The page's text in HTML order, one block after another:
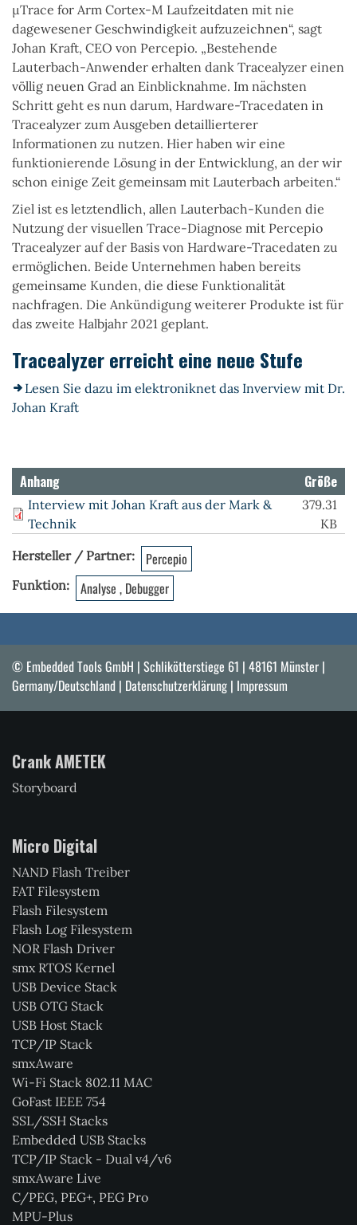
µTrace for Arm Cortex-M Laufzeitdaten mit nie
dagewesener Geschwindigkeit aufzuzeichnen“, sagt
Johan Kraft, CEO von Percepio. „Bestehende
Lauterbach-Anwender erhalten dank Tracealyzer einen
völlig neuen Grad an Einblicknahme. Im nächsten
Schritt geht es nun darum, Hardware-Tracedaten in
Tracealyzer zum Ausgeben detaillierterer
Informationen zu nutzen. Hier haben wir eine
funktionierende Lösung in der Entwicklung, an der wir
schon einige Zeit gemeinsam mit Lauterbach arbeiten.“
Ziel ist es letztendlich, allen Lauterbach-Kunden die
Nutzung der visuellen Trace-Diagnose mit Percepio
Tracealyzer auf der Basis von Hardware-Tracedaten zu
ermöglichen. Beide Unternehmen haben bereits
gemeinsame Kunden, die diese Funktionalität
nachfragen. Die Ankündigung weiterer Produkte ist für
das zweite Halbjahr 2021 geplant.
Tracealyzer erreicht eine neue Stufe
Lesen Sie dazu im elektroniknet das Inverview mit Dr.
Johan Kraft
Anhang Größe
Interview mit Johan Kraft aus der Mark &
Technik
379.31
KB
Hersteller / Partner
Percepio
Funktion Analyse , Debugger
© Embedded Tools GmbH | Schlikötterstiege 61 | 48161 Münster |
Germany/Deutschland | Datenschutzerklärung | Impressum
Crank AMETEK
Storyboard
Micro Digital
NAND Flash Treiber
FAT Filesystem
Flash Filesystem
Flash Log Filesystem
NOR Flash Driver
smx RTOS Kernel
USB Device Stack
USB OTG Stack
USB Host Stack
TCP/IP Stack
smxAware
Wi-Fi Stack 802.11 MAC
GoFast IEEE 754
SSL/SSH Stacks
Embedded USB Stacks
TCP/IP Stack - Dual v4/v6
smxAware Live
C/PEG, PEG+, PEG Pro
MPU-Plus